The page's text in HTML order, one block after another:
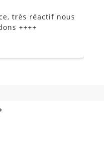
très réactif nous
++++